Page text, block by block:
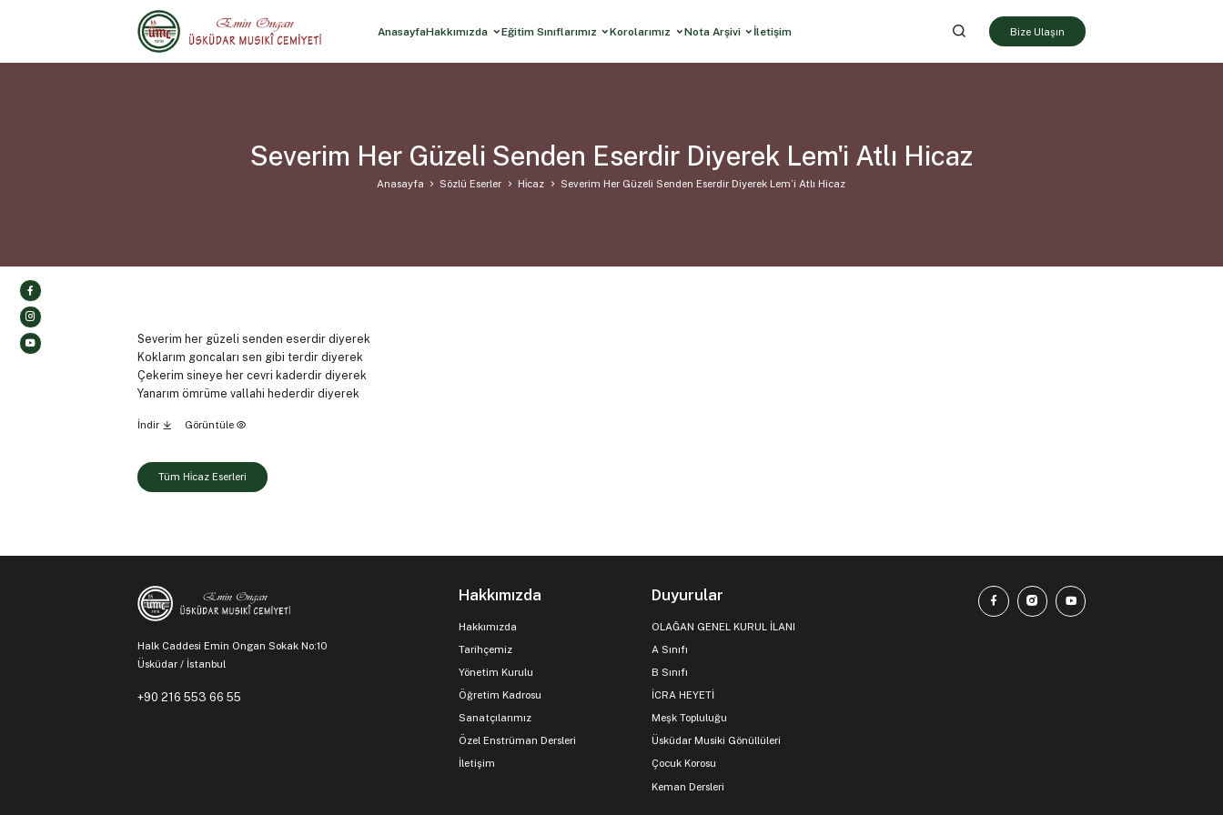
AnasayfaHakkımızda Eğitim Sınıflarımız Korolarımız Nota Arşivi İletişim Bize Ulaşın
Severim Her Güzeli Senden Eserdir Diyerek Lem'i Atlı Hicaz
Anasayfa Sözlü Eserler Hi̇caz Severim Her Güzeli Senden Eserdir Diyerek Lem’i Atlı Hicaz
Severim her güzeli senden eserdir diyerek
Koklarım goncaları sen gibi terdir diyerek
Çekerim sineye her cevri kaderdir diyerek
Yanarım ömrüme vallahi hederdir diyerek
İndir Görüntüle
Tüm Hi̇caz Eserleri
Halk Caddesi Emin Ongan Sokak No:10
Üsküdar / İstanbul
+90 216 553 66 55
Hakkımızda
Hakkımızda
Tarihçemiz
Yönetim Kurulu
Öğretim Kadrosu
Sanatçılarımız
Özel Enstrüman Dersleri
İletişim
Duyurular
OLAĞAN GENEL KURUL İLANI
A Sınıfı
B Sınıfı
İCRA HEYETİ
Meşk Topluluğu
Üsküdar Musiki Gönüllüleri
Çocuk Korosu
Keman Dersleri